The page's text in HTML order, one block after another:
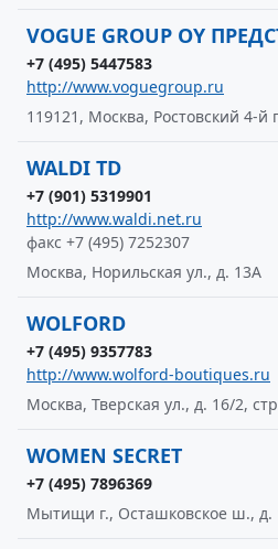
VOGUE GROUP OY
+7 (495) 5447583
http://www.voguegroup.ru
119121, Москва, Ростовский 4-й
WALDI TD
+7 (901) 5319901
http://www.waldi.net.ru
факс +7 (495) 7252307
Москва, Норильская ул., д. 13А
WOLFORD
+7 (495) 9357783
http://www.wolford-boutiques.ru
Москва, Тверская ул., д. 16/2,
WOMEN SECRET
+7 (495) 7896369
Мытищи г., Осташковское ш.,